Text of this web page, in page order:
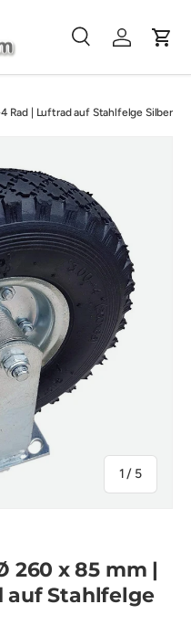
SucheEinloggen
Rad | Luftrad auf Stahlfelge Silber
1 / von
5
260 x 85 mm |
auf Stahlfelge